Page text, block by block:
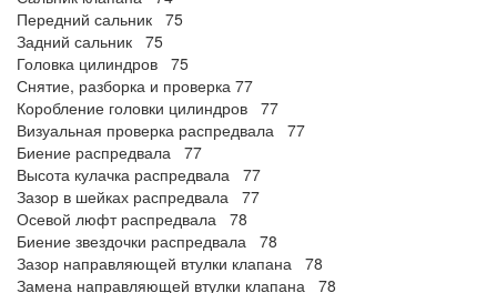
Передний сальник 75
Задний сальник 75
Головка цилиндров 75
Снятие, разборка и проверка 77
Коробление головки цилиндров 77
Визуальная проверка распредвала 77
Биение распредвала 77
Высота кулачка распредвала 77
Зазор в шейках распредвала 77
Осевой люфт распредвала 78
Биение звездочки распредвала 78
Зазор направляющей втулки клапана 78
Замена направляющей втулки клапана 78